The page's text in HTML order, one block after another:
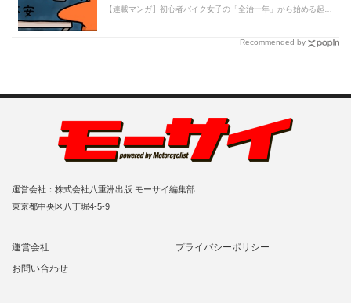
Recommended by
運営会社：株式会社八重洲出版 モーサイ編集部
東京都中央区八丁堀4-5-9
運営会社
プライバシーポリシー
お問い合わせ